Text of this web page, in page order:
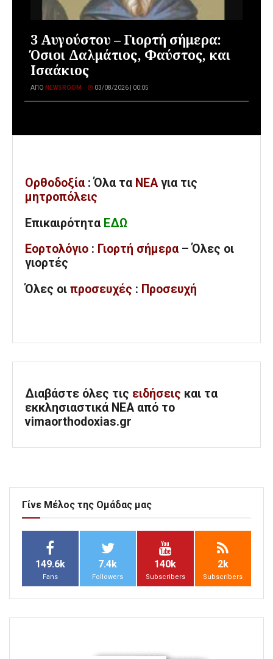
3 Αυγούστου – Γιορτή σήμερα:
Όσιοι Δαλμάτιος, Φαύστος, και
Ισαάκιος
ΑΠΌ NEWSROOM 03/08/2026 | 00:05
Ορθοδοξία : Όλα τα ΝΕΑ για τις
μητροπόλεις
Επικαιρότητα ΕΔΩ
Εορτολόγιο : Γιορτή σήμερα – Όλες οι
γιορτές
Όλες οι προσευχές : Προσευχή
Διαβάστε όλες τις ειδήσεις και τα
εκκλησιαστικά ΝΕΑ από το
vimaorthodoxias.gr
Γίνε Μέλος της Ομάδας μας
149.6k
Fans
7.4k
Followers
140k
Subscribers
2k
Subscribers